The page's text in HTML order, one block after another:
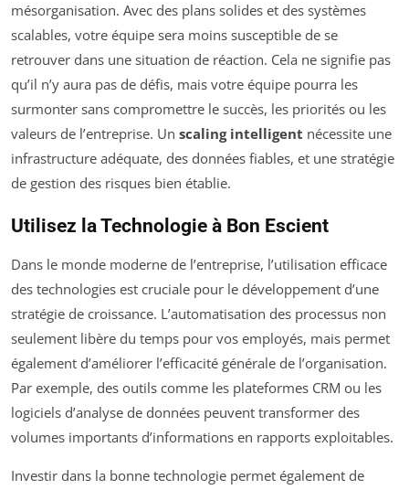
mésorganisation. Avec des plans solides et des systèmes
scalables, votre équipe sera moins susceptible de se
retrouver dans une situation de réaction. Cela ne signifie pas
qu’il n’y aura pas de défis, mais votre équipe pourra les
surmonter sans compromettre le succès, les priorités ou les
valeurs de l’entreprise. Un scaling intelligent nécessite une
infrastructure adéquate, des données fiables, et une stratégie
de gestion des risques bien établie.
Utilisez la Technologie à Bon Escient
Dans le monde moderne de l’entreprise, l’utilisation efficace
des technologies est cruciale pour le développement d’une
stratégie de croissance. L’automatisation des processus non
seulement libère du temps pour vos employés, mais permet
également d’améliorer l’efficacité générale de l’organisation.
Par exemple, des outils comme les plateformes CRM ou les
logiciels d’analyse de données peuvent transformer des
volumes importants d’informations en rapports exploitables.
Investir dans la bonne technologie permet également de